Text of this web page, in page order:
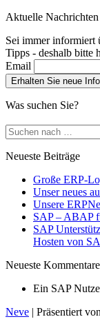
Aktuelle Nachrichten
Sei immer informiert
Tipps - deshalb bitte
Email
Was suchen Sie?
Suchen
nach …
Neueste Beiträge
Große ERP-
Unser neues
Unsere
SAP – ABAP
SAP
Hosten von
Neueste Kommentare
Ein SAP
Neve | Präsentiert von